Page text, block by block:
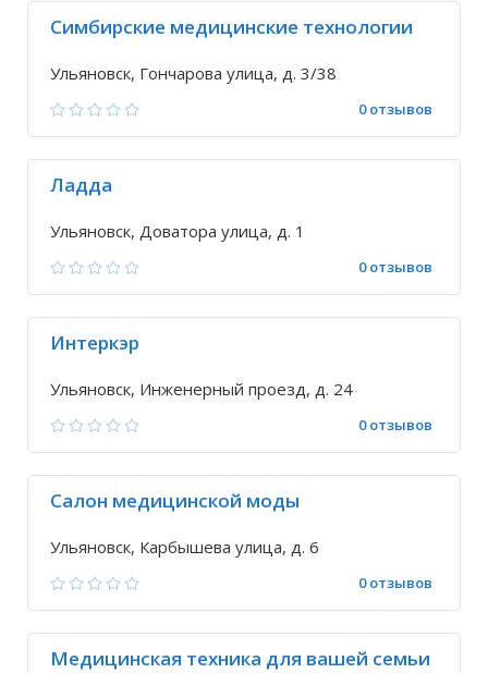
Симбирские медицинские технологии
Ульяновск, Гончарова улица, д. 3/38
0 отзывов
Ладда
Ульяновск, Доватора улица, д. 1
0 отзывов
Интеркэр
Ульяновск, Инженерный проезд, д. 24
0 отзывов
Салон медицинской моды
Ульяновск, Карбышева улица, д. 6
0 отзывов
Медицинская техника для вашей семьи